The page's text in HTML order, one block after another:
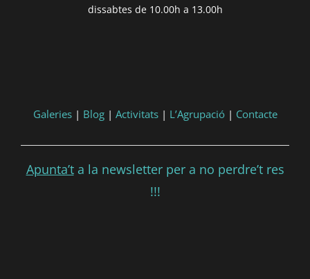
dissabtes de 10.00h a 13.00h
Galeries| Blog| Activitats| L’Agrupació| Contacte
Apunta’ta la newsletter per a no perdre’t res
!!!